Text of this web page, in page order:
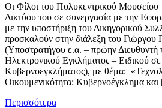
Οι Φίλοι του Πολυκεντρικού Μουσείου
Δικτύου του σε συνεργασία με την
με την υποστήριξη του Δικηγορικού
προσκαλούν στην διάλεξη του
(Υποστρατήγου ε.α. – πρώην Διευθυντή
Ηλεκτρονικού Εγκλήματος – Ειδικού
Κυβερνοεγκλήματος), με θέμα:
Οικουμενικότητα: Κυβερνοέγκλημα
Περισσότερα